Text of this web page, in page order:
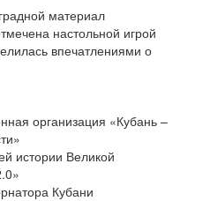
материал
настольной игрой
впечатлениями о
организация «Кубань –
истории Великой
Кубани